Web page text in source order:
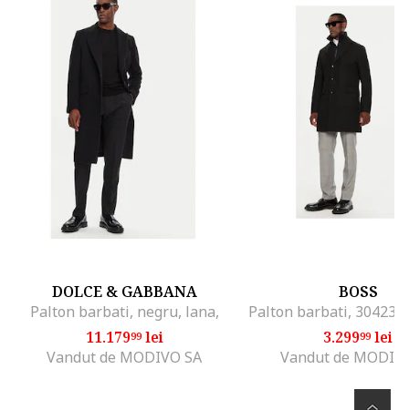
DOLCE & GABBANA
Palton barbati, negru, lana,
11.17999lei
Vandut de MODIVO SA
BOSS
3.29999lei
Vandut de